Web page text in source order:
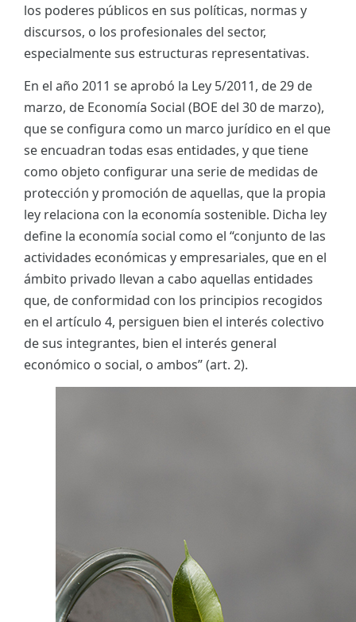
los poderes públicos en sus políticas, normas y
discursos, o los profesionales del sector,
especialmente sus estructuras representativas.
En el año 2011 se aprobó la Ley 5/2011, de 29 de
marzo, de Economía Social (BOE del 30 de marzo),
que se configura como un marco jurídico en el que
se encuadran todas esas entidades, y que tiene
como objeto configurar una serie de medidas de
protección y promoción de aquellas, que la propia
ley relaciona con la economía sostenible. Dicha ley
define la economía social como el “conjunto de las
actividades económicas y empresariales, que en el
ámbito privado llevan a cabo aquellas entidades
que, de conformidad con los principios recogidos
en el artículo 4, persiguen bien el interés colectivo
de sus integrantes, bien el interés general
económico o social, o ambos” (art. 2).